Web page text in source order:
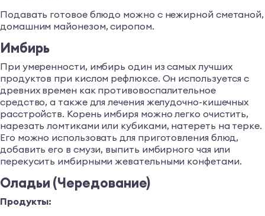
Подавать готовое блюдо можно с нежирной сметаной,
домашним майонезом, сиропом.
Имбирь
При умеренности, имбирь один из самых лучших
продуктов при кислом рефлюксе. Он используется с
древних времен как противовоспалительное
средство, а также для лечения желудочно-кишечных
расстройств. Корень имбиря можно легко очистить,
нарезать ломтиками или кубиками, натереть на терке.
Его можно использовать для приготовления блюд,
добавить его в смузи, выпить имбирного чая или
перекусить имбирными жевательными конфетами.
Оладьи (Чередование)
Продукты: